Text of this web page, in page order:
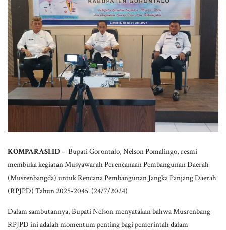
KOMPARASI.ID – Bupati Gorontalo, Nelson Pomalingo, resmi
membuka kegiatan Musyawarah Perencanaan Pembangunan Daerah
(Musrenbangda) untuk Rencana Pembangunan Jangka Panjang Daerah
(RPJPD) Tahun 2025-2045. (24/7/2024)
Dalam sambutannya, Bupati Nelson menyatakan bahwa Musrenbang
RPJPD ini adalah momentum penting bagi pemerintah dalam